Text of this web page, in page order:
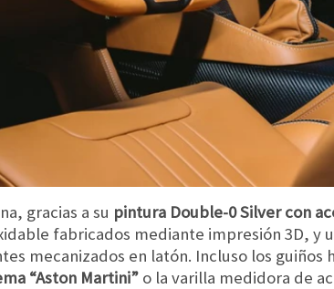
gracias a su pintura Double-0 Silver con
fabricados mediante impresión 3D, y
mecanizados en latón. Incluso los
“Aston Martini” o la varilla medidora de